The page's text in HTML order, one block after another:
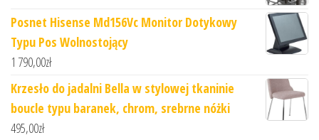
Posnet Hisense Md156Vc Monitor Dotykowy
Typu Pos Wolnostojący
1 790,00zł
Krzesło do jadalni Bella w stylowej tkaninie
boucle typu baranek, chrom, srebrne nóżki
495,00zł